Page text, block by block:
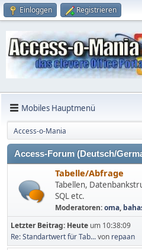
Einloggen Registrieren
Mobiles Hauptmenü
Access-o-Mania
Access-Forum (Deutsch/
Tabelle/Abfrage
Tabellen,
SQL etc.
Moderatoren:oma,
Letzter Beitrag: Heute um 10:38:09
Re: Standartwert für Tab...von repaan